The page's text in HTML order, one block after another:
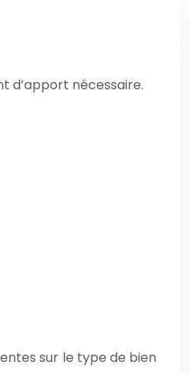
d’apport nécessaire.
sur le type de bien